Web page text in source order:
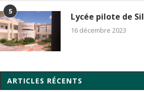
5 Lycée pilote de
16 décembre 2023
ARTICLES RÉCENTS